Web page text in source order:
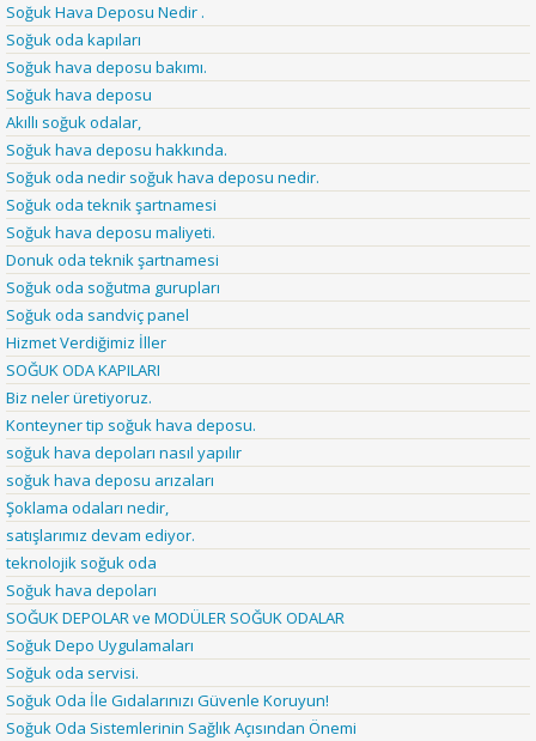
Soğuk Hava Deposu Nedir .
Soğuk oda kapıları
Soğuk hava deposu bakımı.
Soğuk hava deposu
Akıllı soğuk odalar,
Soğuk hava deposu hakkında.
Soğuk oda nedir soğuk hava deposu nedir.
Soğuk oda teknik şartnamesi
Soğuk hava deposu maliyeti.
Donuk oda teknik şartnamesi
Soğuk oda soğutma gurupları
Soğuk oda sandviç panel
Hizmet Verdiğimiz İller
SOĞUK ODA KAPILARI
Biz neler üretiyoruz.
Konteyner tip soğuk hava deposu.
soğuk hava depoları nasıl yapılır
soğuk hava deposu arızaları
Şoklama odaları nedir,
satışlarımız devam ediyor.
teknolojik soğuk oda
Soğuk hava depoları
SOĞUK DEPOLAR ve MODÜLER SOĞUK ODALAR
Soğuk Depo Uygulamaları
Soğuk oda servisi.
Soğuk Oda İle Gıdalarınızı Güvenle Koruyun!
Soğuk Oda Sistemlerinin Sağlık Açısından Önemi